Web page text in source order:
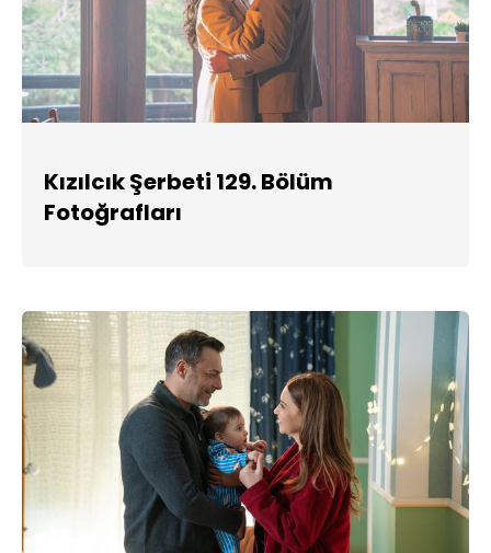
Kızılcık Şerbeti 129. Bölüm
Fotoğrafları